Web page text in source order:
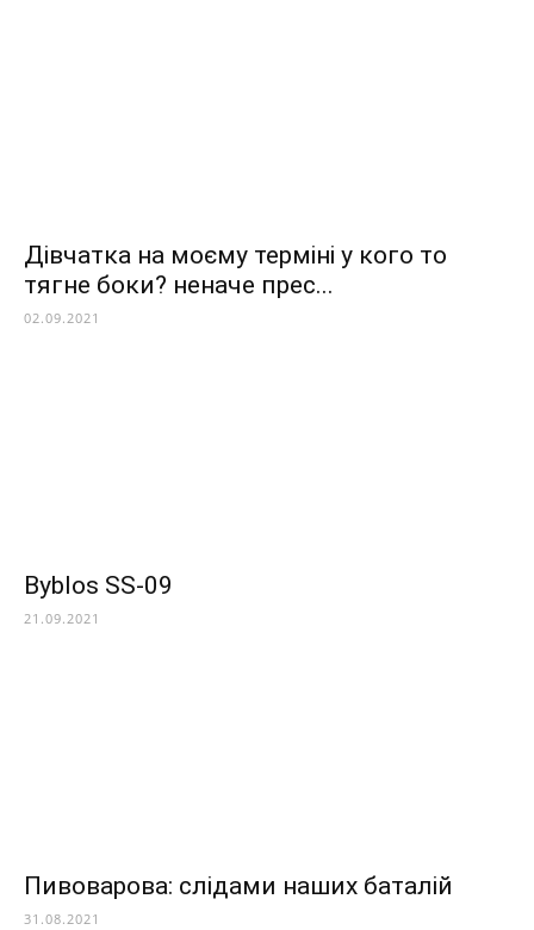
Дівчатка на моєму терміні у кого то
тягне боки? неначе прес...
02.09.2021
Byblos SS-09
21.09.2021
Пивоварова: слідами наших баталій
31.08.2021